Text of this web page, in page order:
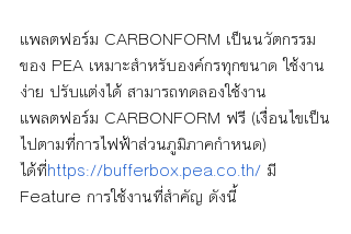
แพลตฟอร์ม CARBONFORM เป็นนวัตกรรม
ของ PEA เหมาะสำหรับองค์กรทุกขนาด ใช้งาน
ง่าย ปรับแต่งได้ สามารถทดลองใช้งาน
แพลตฟอร์ม CARBONFORM ฟรี (เงื่อนไขเป็น
ไปตามที่การไฟฟ้าส่วนภูมิภาคกำหนด)
ได้ที่https://bufferbox.pea.co.th/ มี
Feature การใช้งานที่สำคัญ ดังนี้